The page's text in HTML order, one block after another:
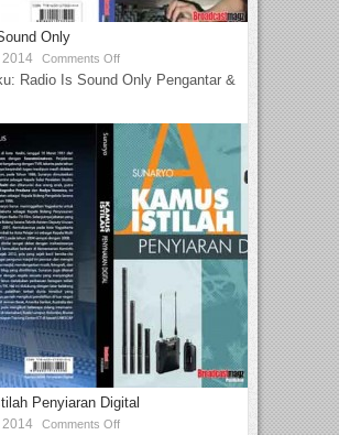
Only
2014 Comments Off
Radio Is Sound Only Pengantar &
Penyiaran Digital
2014 Comments Off